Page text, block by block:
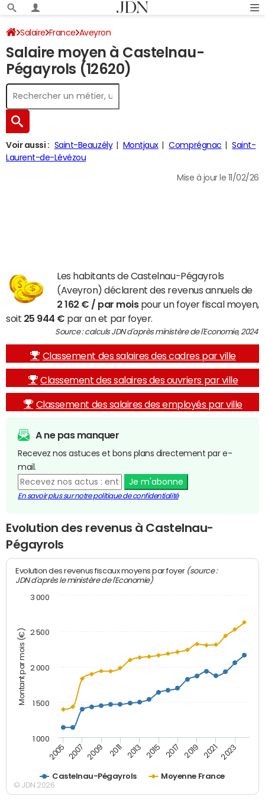
Salaire France Aveyron
Salaire moyen à Castelnau-
Pégayrols (12620)
Voir aussi : Saint-Beauzély Montjaux Comprégnac
Saint-
Laurent-de-Lévézou
Mise à jour le 11/02/26
Les habitants de Castelnau-Pégayrols
(Aveyron) déclarent des revenus annuels de
2 162 € / par moispour un foyer fiscal moyen,
soit 25 944 € par an et par foyer.
Source : calculs JDN d'après ministère de l'Economie, 2024
Classement des salaires des cadres par ville
Classement des salaires des ouvriers par ville
Classement des salaires des employés par ville
A ne pas manquer
Recevez nos astuces et bons plans directement par e-
mail.
Je m'abonne
En savoir plus sur notre politique de confidentialité
Evolution des revenus à Castelnau-
Pégayrols
Montant par mois (€)
Evolution des revenus fiscaux moyens par foyer (source :
JDN d'après le ministère de l'Economie)
Castelnau-Pégayrols Moyenne France
2005 2007 2009 2011 2013 2015 2017 2019 2021 2023
1 000
1 500
2 000
2 500
3 000
© JDN 2026